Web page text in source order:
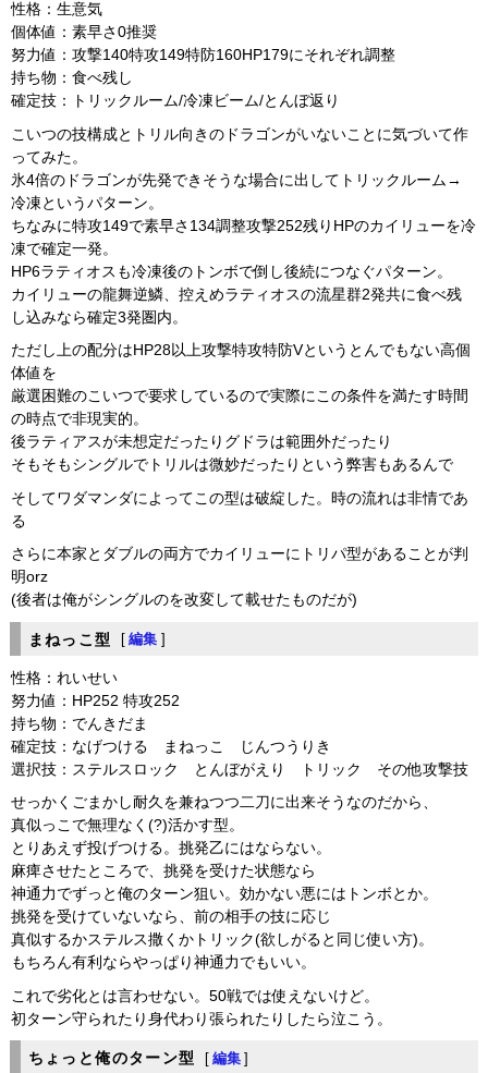
性格：生意気
個体値：素早さ0推奨
努力値：攻撃140特攻149特防160HP179にそれぞれ調整
持ち物：食べ残し
確定技：トリックルーム/冷凍ビーム/とんぼ返り
こいつの技構成とトリル向きのドラゴンがいないことに気づいて作
ってみた。
氷4倍のドラゴンが先発できそうな場合に出してトリックルーム→
冷凍というパターン。
ちなみに特攻149で素早さ134調整攻撃252残りHPのカイリューを冷
凍で確定一発。
HP6ラティオスも冷凍後のトンボで倒し後続につなぐパターン。
カイリューの龍舞逆鱗、控えめラティオスの流星群2発共に食べ残
し込みなら確定3発圏内。
ただし上の配分はHP28以上攻撃特攻特防Vというとんでもない高個
体値を
厳選困難のこいつで要求しているので実際にこの条件を満たす時間
の時点で非現実的。
後ラティアスが未想定だったりグドラは範囲外だったり
そもそもシングルでトリルは微妙だったりという弊害もあるんで
そしてワダマンダによってこの型は破綻した。時の流れは非情であ
る
さらに本家とダブルの両方でカイリューにトリパ型があることが判
明orz
(後者は俺がシングルのを改変して載せたものだが)
まねっこ型 [ 編集 ]
性格：れいせい
努力値：HP252 特攻252
持ち物：でんきだま
確定技：なげつける まねっこ じんつうりき
選択技：ステルスロック とんぼがえり トリック その他攻撃技
せっかくごまかし耐久を兼ねつつ二刀に出来そうなのだから、
真似っこで無理なく(?)活かす型。
とりあえず投げつける。挑発乙にはならない。
麻痺させたところで、挑発を受けた状態なら
神通力でずっと俺のターン狙い。効かない悪にはトンボとか。
挑発を受けていないなら、前の相手の技に応じ
真似するかステルス撒くかトリック(欲しがると同じ使い方)。
もちろん有利ならやっぱり神通力でもいい。
これで劣化とは言わせない。50戦では使えないけど。
初ターン守られたり身代わり張られたりしたら泣こう。
ちょっと俺のターン型 [ 編集 ]